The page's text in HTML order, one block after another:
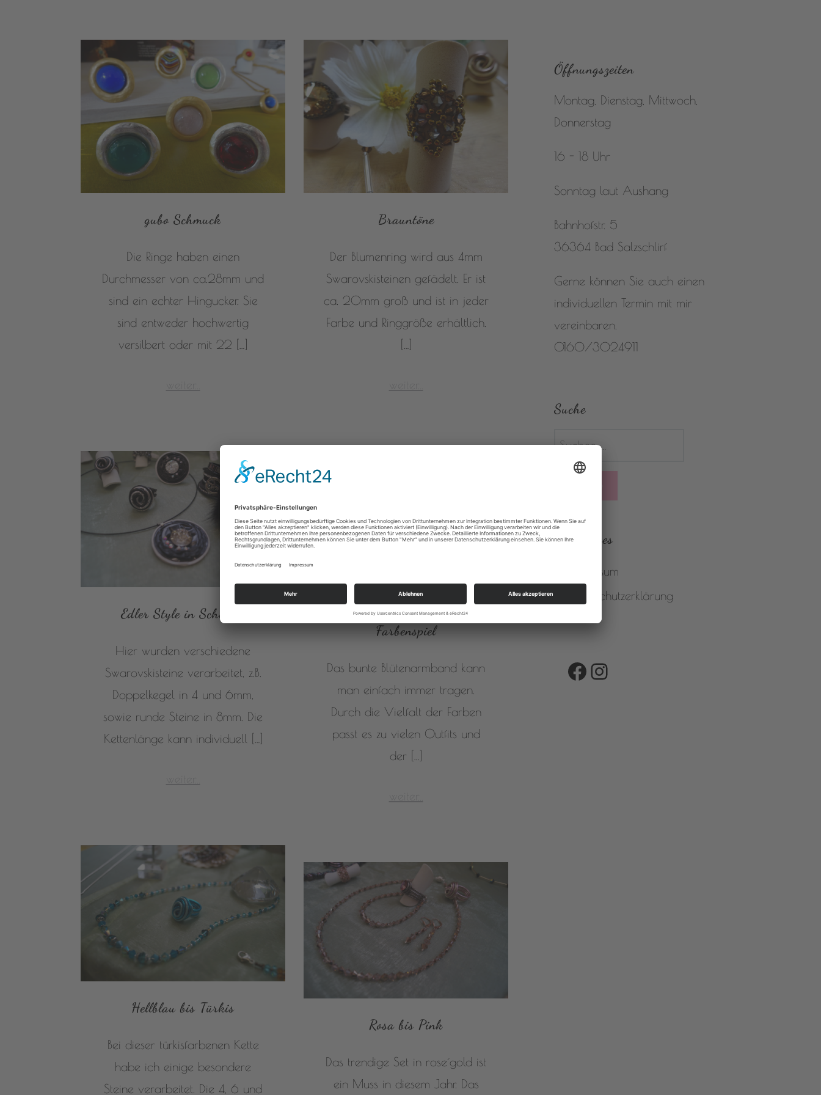
gubo Schmuck
Die Ringe haben einen
Durchmesser von ca.28mm und
sind ein echter Hingucker. Sie
sind entweder hochwertig
versilbert oder mit 22 […]
Brauntöne
Der Blumenring wird aus 4mm
Swarovskisteinen gefädelt. Er ist
ca. 20mm groß und ist in jeder
Farbe und Ringgröße erhältlich.
Edler Style in Schwarz
Hier wurden verschiedene
Swarovskisteine verarbeitet, z.B.
Doppelkegel in 4 und 6mm,
sowie runde Steine in 8mm. Die
Kettenlänge kann individuell […]
Farbenspiel
Das bunte Blütenarmband kann
man einfach immer tragen.
Durch die Vielfalt der Farben
passt es zu vielen Outfits und
der […]
Hellblau bis Türkis
Bei dieser türkisfarbenen Kette
habe ich einige besondere
Steine verarbeitet. Die 4, 6 und
Rosa bis Pink
Das trendige Set in rose´gold ist
ein Muss in diesem Jahr. Das
Öffnungszeiten
Montag, Dienstag, Mittwoch,
Donnerstag
16 - 18 Uhr
Sonntag laut Aushang
Bahnhofstr. 5
36364 Bad Salzschlirf
Gerne können Sie auch einen
individuellen Termin mit mir
vereinbaren.
0160/3024911
Suche
Suchen
nach:
Rechtliches
Impressum
Datenschutzerklärung
Facebook
Instagram